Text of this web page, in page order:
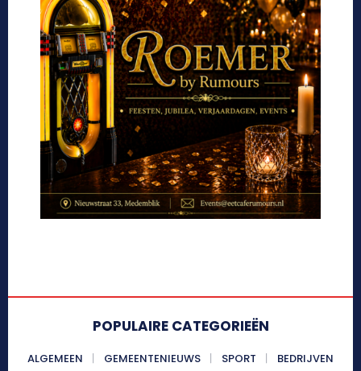
POPULAIRE CATEGORIEËN
ALGEMEEN GEMEENTENIEUWS SPORT
BEDRIJVEN